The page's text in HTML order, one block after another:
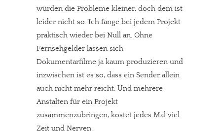
würden die Probleme kleiner, doch dem ist
leider nicht so. Ich fange bei jedem Projekt
praktisch wieder bei Null an. Ohne
Fernsehgelder lassen sich
Dokumentarfilme ja kaum produzieren und
inzwischen ist es so, dass ein Sender allein
auch nicht mehr reicht. Und mehrere
Anstalten für ein Projekt
zusammenzubringen, kostet jedes Mal viel
Zeit und Nerven.